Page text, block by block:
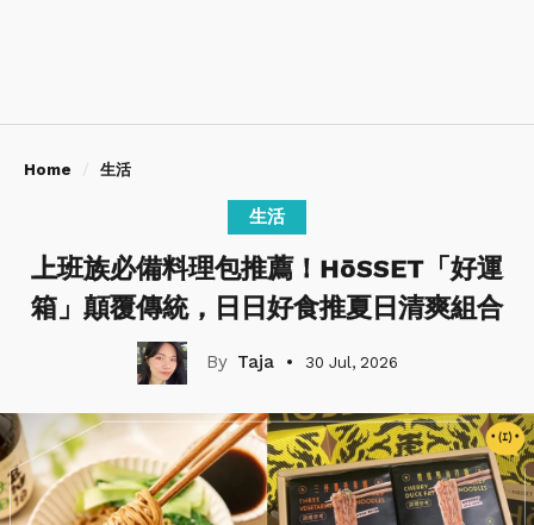
Home 生活
生活
上班族必備料理包推薦！HōSSET「好運
箱」顛覆傳統，日日好食推夏日清爽組合
Taja 30 Jul, 2026